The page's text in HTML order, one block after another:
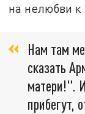
на нелюбви к
Нам там
сказать
матери!".
прибегут,